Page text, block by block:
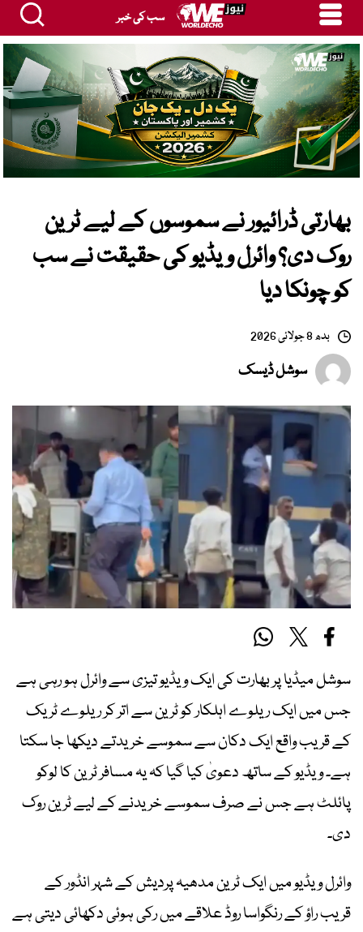
سب کی خبر
بھارتی ڈرائیور نے سموسوں کے لیے ٹرین
روک دی؟ وائرل ویڈیو کی حقیقت نے سب
کو چونکا دیا
بدھ 8 جولائی 2026
سوشل ڈیسک
سوشل میڈیا پر بھارت کی ایک ویڈیو تیزی سے وائرل ہو رہی ہے
جس میں ایک ریلوے اہلکار کو ٹرین سے اتر کر ریلوے ٹریک
کے قریب واقع ایک دکان سے سموسے خریدتے دیکھا جا سکتا
ہے۔ ویڈیو کے ساتھ دعویٰ کیا گیا کہ یہ مسافر ٹرین کا لوکو
پائلٹ ہے جس نے صرف سموسے خریدنے کے لیے ٹرین روک
دی۔
وائرل ویڈیو میں ایک ٹرین مدھیہ پردیش کے شہر انڈور کے
قریب راؤ کے رنگواسا روڈ علاقے میں رکی ہوئی دکھائی دیتی ہے